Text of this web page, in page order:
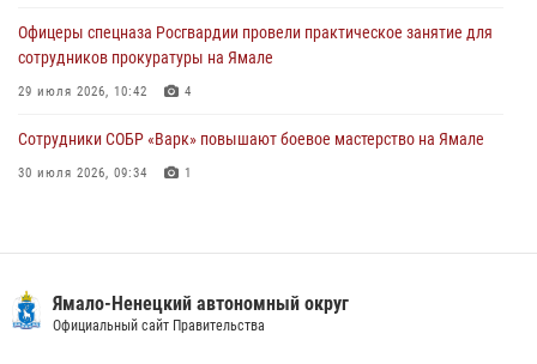
Офицеры спецназа Росгвардии провели практическое занятие для
сотрудников прокуратуры на Ямале
29 июля 2026, 10:42 4
Сотрудники СОБР «Варк» повышают боевое мастерство на Ямале
30 июля 2026, 09:34 1
18 июля 2026, 09:36 3
«Росгвардия. Вехи истории»: войска правопорядка на охране
стратегических объектов поверженной Германии (видео)
Ямало-Ненецкий автономный округ
Официальный сайт Правительства